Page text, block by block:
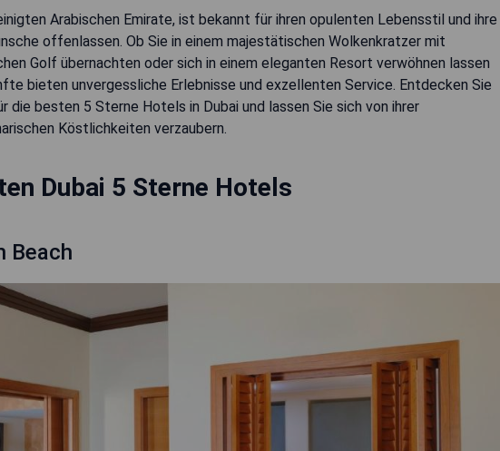
Arabischen Emirate, ist bekannt für ihren opulenten Lebensstil und ihre
offenlassen. Ob Sie in einem majestätischen Wolkenkratzer mit
Golf übernachten oder sich in einem eleganten Resort verwöhnen lassen
bieten unvergessliche Erlebnisse und exzellenten Service. Entdecken Sie
die besten 5 Sterne Hotels in Dubai und lassen Sie sich von ihrer
Köstlichkeiten verzaubern.
Dubai 5 Sterne Hotels
Beach